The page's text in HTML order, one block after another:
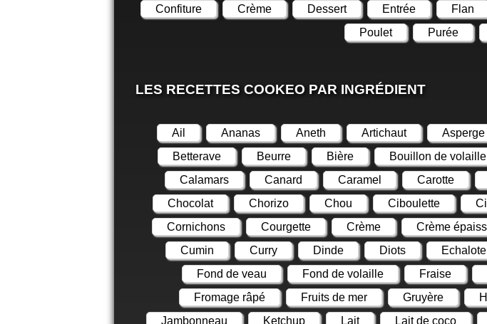
Confiture Crème Dessert Entrée Flan
Poulet
Purée
LES RECETTES COOKEO PAR INGRÉDIENT
Ail Ananas Aneth Artichaut Asperge
Betterave
Beurre Bière Bouillon de volaille
Calamars
Canard Caramel Carotte
Chocolat
Chorizo Chou Ciboulette
Cornichons
Courgette Crème Crème
Cumin
Curry Dinde Diots Echalote
Fond de veau
Fond de volaille Fraise
Fromage râpé
Fruits de mer Gruyère
Jambonneau
Ketchup Lait Lait de coco